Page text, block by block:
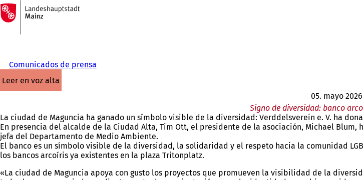
Saltar al contenido
A
la
página
Comunicados de prensa
leer en voz alta
05. mayo 2026
Signo de diversidad: banco
La ciudad de Maguncia ha ganado un símbolo visible de la diversidad: Verddelsverein e. V. ha
En presencia del alcalde de la Ciudad Alta, Tim Ott, el presidente de la asociación, Michael
jefa del Departamento de Medio Ambiente.
El banco es un símbolo visible de la diversidad, la solidaridad y el respeto hacia la comunidad
los bancos arcoíris ya existentes en la plaza Tritonplatz.
«La ciudad de Maguncia apoya con gusto los proyectos que promueven la visibilidad de la